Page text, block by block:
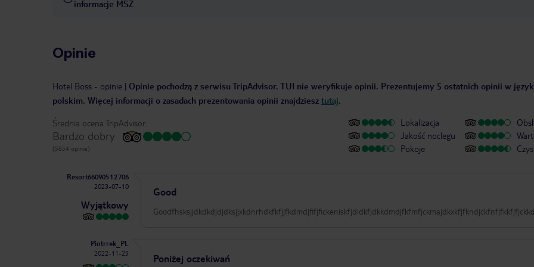
informacje MSZ
Opinie
Hotel Boss - opinie | Opinie pochodzą z serwisu TripAdvisor. TUI nie weryfikuje opinii. Prezentujemy 5 ostatnich opinii w
polskim. Więcej informacji o zasadach prezentowania opinii znajdziesz tutaj.
Średnia ocena TripAdvisor:
Bardzo dobry
(5654 opinie)
Lokalizacja
Jakość noclegu
Pokoje
Resort66090512706
2023-07-10
Wyjątkowy
Good
Piotrrek_PL
2022-11-25
Poniżej oczekiwań